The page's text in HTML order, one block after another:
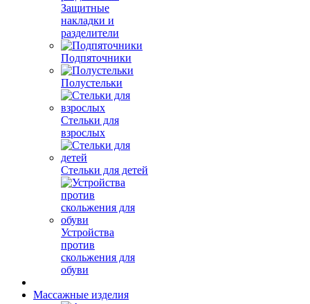
Защитные
накладки и
разделители
Подпяточники
Полустельки
Стельки для
взрослых
Стельки для детей
Устройства
против
скольжения для
обуви
Массажные изделия